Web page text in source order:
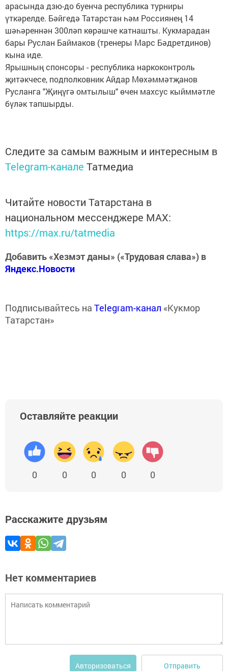
арасында дзю-до буенча республика турниры
үткәрелде. Бәйгедә Татарстан һәм Россиянең 14
шәһәреннән 300ләп көрәшче катнашты. Кукмарадан
бары Руслан Баймаков (тренеры Марс Бәдретдинов)
кына иде.
Ярышның спонсоры - республика наркоконтроль
җитәкчесе, подполковник Айдар Мөхәммәтҗанов
Русланга "Җиңүгә омтылыш" өчен махсус кыйммәтле
бүләк тапшырды.
Следите за самым важным и интересным в
Telegram-канале Татмедиа
Читайте новости Татарстана в
национальном мессенджере MАХ:
https://max.ru/tatmedia
Добавить «Хезмэт даны» («Трудовая слава») в
Яндекс.Новости
Подписывайтесь на Telegram-канал «Кукмор
Татарстан»
Оставляйте реакции
0 0 0 0 0
Расскажите друзьям
Нет комментариев
Авторизоваться Отправить